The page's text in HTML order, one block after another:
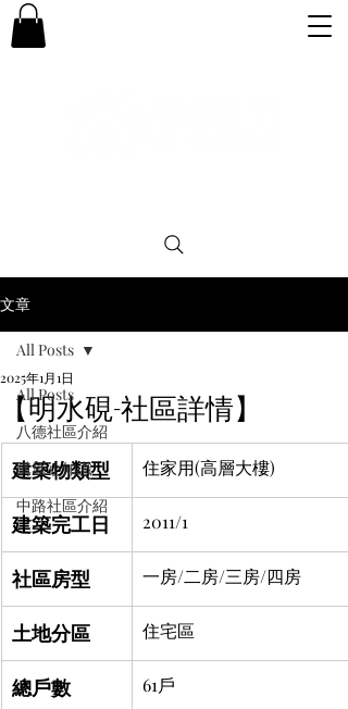
文章
All Posts
八德社區介紹
購屋小知識
中路社區介紹
All Posts
【明水硯-社區詳情】
2025年1月1日
建築物類型 住家用(高層大樓)
建築完工日 2011/1
社區房型 一房/二房/三房/四房
土地分區 住宅區
總戶數 61戶